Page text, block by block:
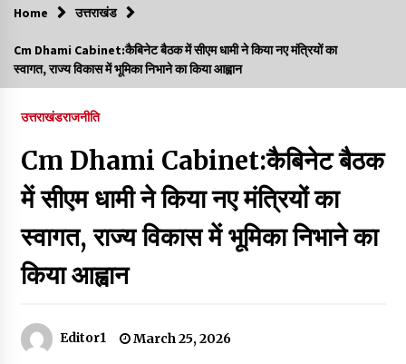
Trending Now
Minorities Rights Day : विश्व अल्पसंख्यक अधिकार दिवस
कार्यक्रम में शामिल हुए सीएम,आधुनिक मदरसों का नाम अब्दुल कलाम के नाम
Thought Of The Day 7 September
September 7, 2023
Thought Of The Day 6 September
May 18, 2022
Home उत्तराखंड
Cm Dhami Cabinet:कैबिनेट बैठक में सीएम धामी ने किया नए मंत्रियों का
स्वागत, राज्य विकास में भूमिका निभाने का किया आह्वान
उत्तराखंडराजनीति
Cm Dhami Cabinet:कैबिनेट बैठक
में सीएम धामी ने किया नए मंत्रियों का
स्वागत, राज्य विकास में भूमिका निभाने का
किया आह्वान
Editor1 March 25, 2026